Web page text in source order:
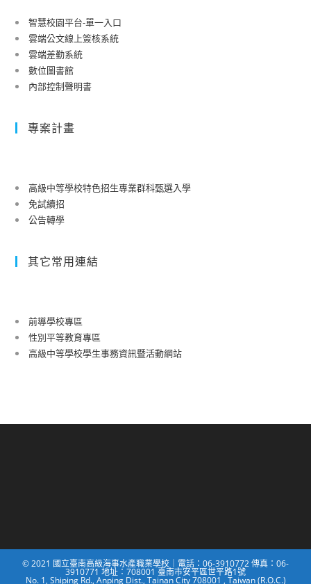
智慧校園平台-單一入口
雲端公文線上簽核系統
雲端差勤系統
數位圖書館
內部控制聲明書
專案計畫
高級中等學校特色招生專業群科甄選入學
免試續招
公告轉學
其它常用連結
前導學校專區
性別平等教育專區
高級中等學校學生事務資訊暨活動網站
© 2021 國立臺南高級海事水產職業學校｜電話：06-3910772 傳真：06-
3910771 地址：708001 臺南市安平區世平路1號
No. 1, Shiping Rd., Anping Dist., Tainan City 708001 , Taiwan (R.O.C.)